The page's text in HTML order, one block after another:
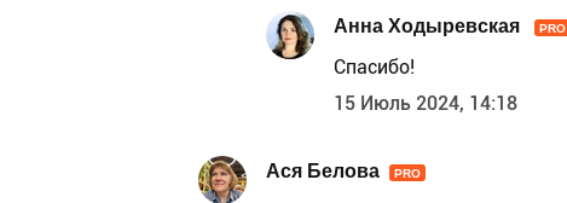
Анна Ходыревская PRO
Спасибо!
15 Июль 2024, 14:18
Ася Белова PRO